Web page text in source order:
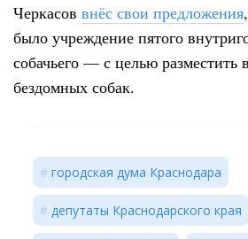
Черкасов внёс свои предложения
было учреждение пятого
собачьего — с целью разместить
бездомных собак.
городская дума Краснодара
депутаты Краснодарского края